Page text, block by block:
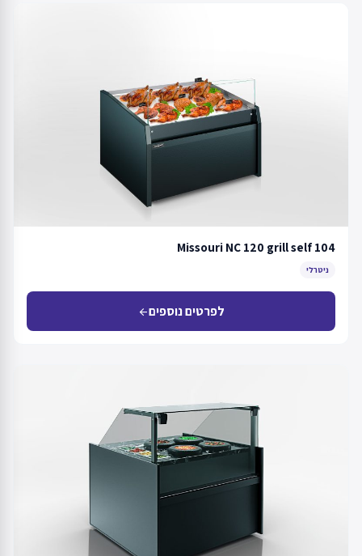
Missouri NC 120 grill self 104
ניטרלי
לפרטים נוספיםarrow_back